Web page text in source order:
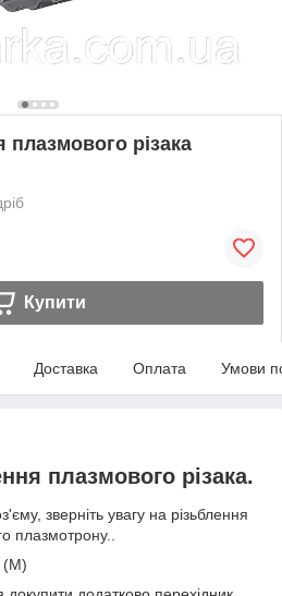
різака
Купити
Доставка Оплата Умови
плазмового різака.
зверніть увагу на різьблення
плазмотрону..
(M)